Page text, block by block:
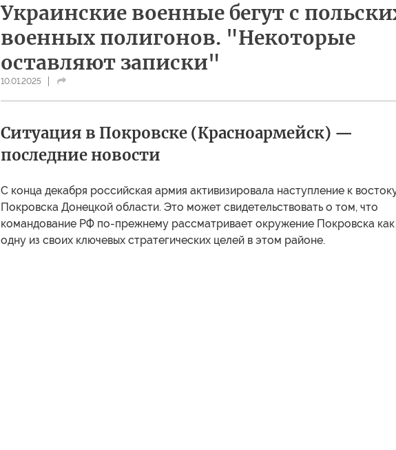
Украинские военные бегут с
военных полигонов. "Некоторые
оставляют записки"
10.01.2025
Ситуация в Покровске (Красноармейск) —
последние новости
С конца декабря российская армия активизировала наступление к
Покровска Донецкой области. Это может свидетельствовать о том, что
командование РФ по-прежнему рассматривает окружение Покровска как
одну из своих ключевых стратегических целей в этом районе.